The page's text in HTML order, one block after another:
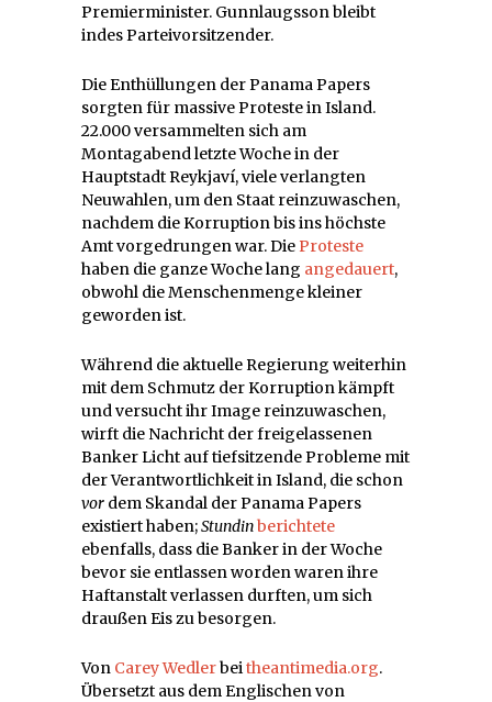
Premierminister. Gunnlaugsson bleibt
indes Parteivorsitzender.
Die Enthüllungen der Panama Papers
sorgten für massive Proteste in Island.
22.000 versammelten sich am
Montagabend letzte Woche in der
Hauptstadt Reykjaví, viele verlangten
Neuwahlen, um den Staat reinzuwaschen,
nachdem die Korruption bis ins höchste
Amt vorgedrungen war. DieProteste
haben die ganze Woche lang angedauert,
obwohl die Menschenmenge kleiner
geworden ist.
Während die aktuelle Regierung weiterhin
mit dem Schmutz der Korruption kämpft
und versucht ihr Image reinzuwaschen,
wirft die Nachricht der freigelassenen
Banker Licht auf tiefsitzende Probleme mit
der Verantwortlichkeit in Island, die schon
vor dem Skandal der Panama Papers
existiert haben;Stundinberichtete
ebenfalls, dass die Banker in der Woche
bevor sie entlassen worden waren ihre
Haftanstalt verlassen durften, um sich
draußen Eis zu besorgen.
Von Carey Wedlerbeitheantimedia.org.
Übersetzt aus dem Englischen von